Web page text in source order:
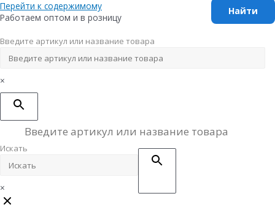
Перейти к содержимому
Работаем оптом и в розницу
Введите артикул или название товара
×
Искать
×